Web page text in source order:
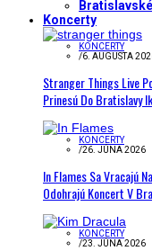
Koncerty
KONCERTY
/6. AUGUSTA
Stranger Things Live
Prinesú Do Bratislavy
KONCERTY
/26. JÚNA 2026
In Flames Sa Vracajú
Odohrajú Koncert V
KONCERTY
/23. JÚNA 2026